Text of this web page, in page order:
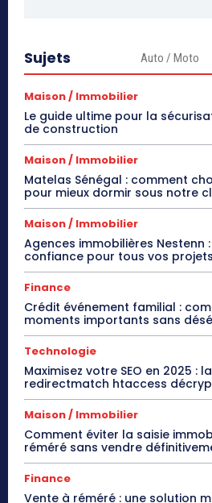
Sujets Auto / Moto
Maison / Immobilier
Le guide ultime pour la
de construction
Maison / Immobilier
Matelas Sénégal : comment
pour mieux dormir sous notre
Maison / Immobilier
Agences immobilières Nestenn
confiance pour tous vos
Finance
Crédit événement familial :
moments importants sans
Technologie
Maximisez votre SEO en 2025 :
redirectmatch htaccess
Maison / Immobilier
Comment éviter la saisie
réméré sans vendre
Finance
Vente à réméré : une solution